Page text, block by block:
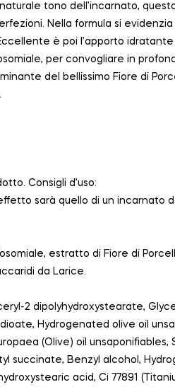
tono dell’incarnato,
Nella formula si evidenzia
è poi l’apporto idratante
per convogliare in
del bellissimo Fiore di
Consigli d’uso:
sarà quello di un incarnato
estratto di Fiore di
da Larice.
2 dipolyhydroxystearate,
Hydrogenated olive oil
(Olive) oil unsaponifiables,
succinate, Benzyl alcohol,
acid, Ci 77891